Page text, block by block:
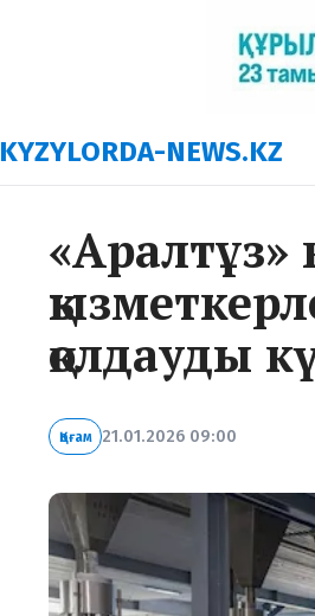
KYZYLORDA-NEWS.KZ
қолдауды
Қоғам 21.01.2026 09:00